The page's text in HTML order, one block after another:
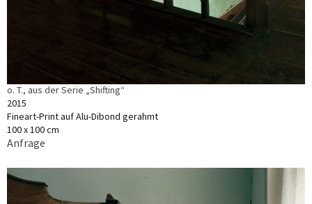
o. T., aus der Serie „Shifting“
2015
Fineart-Print auf Alu-Dibond gerahmt
100 x 100 cm
Anfrage